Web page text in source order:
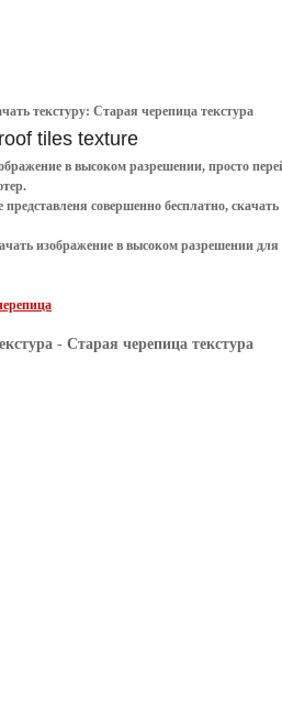
текстуру: Старая черепица текстура
tiles texture
в высоком разрешении, просто
представленя совершенно бесплатно,
изображение в высоком разрешении
- Старая черепица текстура